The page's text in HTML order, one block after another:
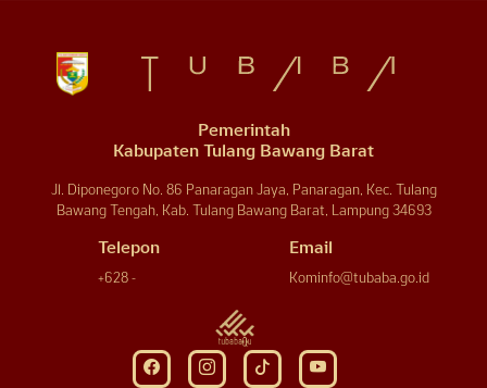
Pemerintah
Kabupaten Tulang Bawang Barat
Jl. Diponegoro No. 86 Panaragan Jaya, Panaragan, Kec. Tulang
Bawang Tengah, Kab. Tulang Bawang Barat, Lampung 34693
Telepon
+628 -
Email
Kominfo@tubaba.go.id